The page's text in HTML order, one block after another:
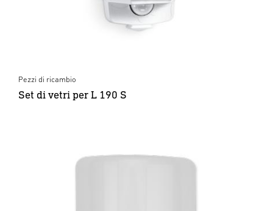
Pezzi di ricambio
Set di vetri per L 190 S